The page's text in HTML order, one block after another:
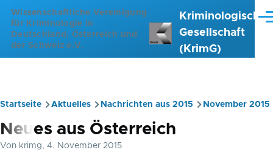
Direkt zum Inhalt
Wissenschaftliche Vereinigung
für Kriminologie in
Deutschland, Österreich und
der Schweiz e.V.
Kriminologische
Gesellschaft
(KrimG)
Pfadnavigation
Startseite Aktuelles Nachrichten aus 2015 November 2015
Neues aus Österreich
Von krimg, 4. November 2015